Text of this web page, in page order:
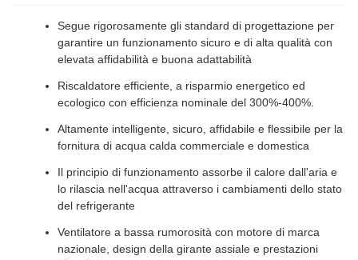
Segue rigorosamente gli standard di progettazione per
garantire un funzionamento sicuro e di alta qualità con
elevata affidabilità e buona adattabilità
Riscaldatore efficiente, a risparmio energetico ed
ecologico con efficienza nominale del 300%-400%.
Altamente intelligente, sicuro, affidabile e flessibile per la
fornitura di acqua calda commerciale e domestica
Il principio di funzionamento assorbe il calore dall'aria e
lo rilascia nell'acqua attraverso i cambiamenti dello stato
del refrigerante
Ventilatore a bassa rumorosità con motore di marca
nazionale, design della girante assiale e prestazioni